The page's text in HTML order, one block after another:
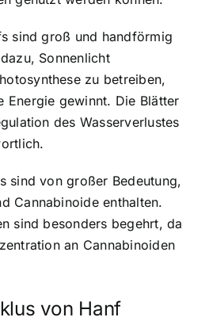
sind groß und handförmig
Sonnenlicht
zu betreiben,
Energie gewinnt. Die Blätter
des Wasserverlustes
sind von großer Bedeutung,
Cannabinoide enthalten.
sind besonders begehrt, da
an Cannabinoiden
von Hanf